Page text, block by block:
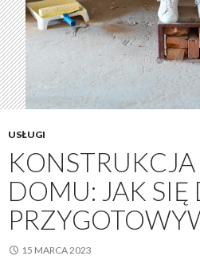
USŁUGI
DOMU: JAK SIĘ
15 MARCA 2023